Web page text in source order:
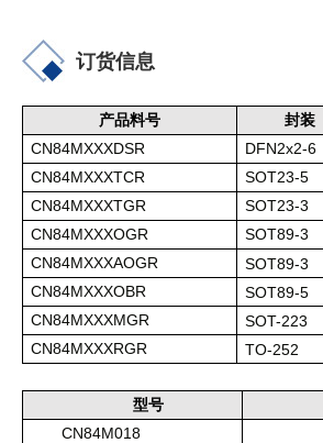
订货信息
产品料号 封装
CN84MXXXDSR DFN2x2-6
CN84MXXXTCR SOT23-5
CN84MXXXTGR SOT23-3
CN84MXXXOGR SOT89-3
CN84MXXXAOGR SOT89-3
CN84MXXXOBR SOT89-5
CN84MXXXMGR SOT-223
CN84MXXXRGR TO-252
型号
CN84M018